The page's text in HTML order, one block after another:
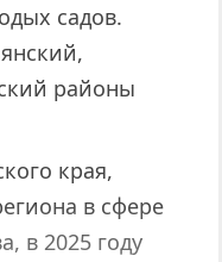
садов.
районы
края,
в сфере
в 2025 году